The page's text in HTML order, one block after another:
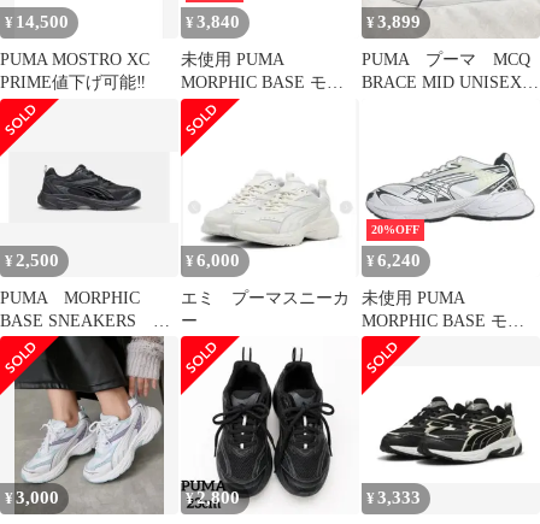
¥ 14,500
PUMA MOSTRO XC
PRIME値下げ可能‼️
¥ 3,840
未使用 PUMA
MORPHIC BASE モー
フィック ベース スニー
カー プーマ 392982 01
ホワイト 28cm
（4773M）
¥3,899
PUMA プーマ MCQ
BRACE MID UNISEX
¥ 2,500
PUMA MORPHIC
BASE SNEAKERS ２
４センチ
¥ 6,000
エミ プーマスニーカ
ー
20%OFF
¥ 6,240
未使用 PUMA
MORPHIC BASE モー
フィック ベース スニー
カー プーマ 392982 01
ホワイト 25.5cm
（5022M）
¥3,000 ¥2,800 ¥3,333